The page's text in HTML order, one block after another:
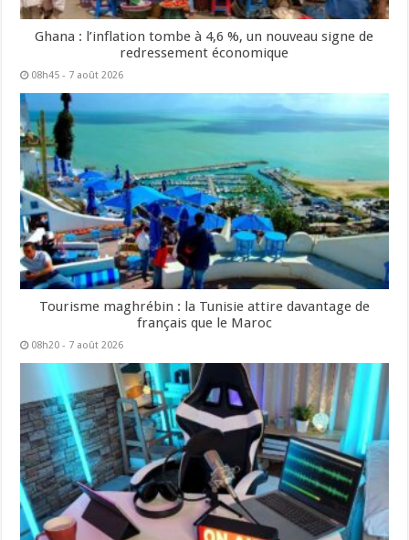
Ghana : l’inflation tombe à 4,6 %, un nouveau signe de
redressement économique
08h45 - 7 août 2026
Tourisme maghrébin : la Tunisie attire davantage de
français que le Maroc
08h20 - 7 août 2026